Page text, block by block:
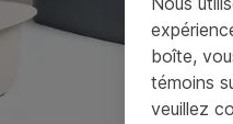
boîte,
témoins
veuillez